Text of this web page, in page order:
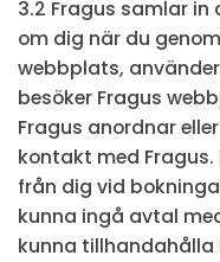
3.2 Fragus samlar
om dig när du
webbplats,
besöker Fragus
Fragus anordnar
kontakt med
från dig vid
kunna ingå avtal
kunna tillhandahålla